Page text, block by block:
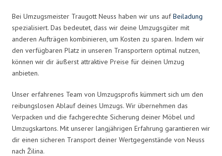
Bei Umzugsmeister Traugott Neuss haben wir uns aufBeiladung
spezialisiert. Das bedeutet, dass wir deine Umzugsgüter mit
anderen Aufträgen kombinieren, um Kosten zu sparen. Indem wir
den verfügbaren Platz in unseren Transportern optimal nutzen,
können wir dir äußerst attraktive Preise für deinen Umzug
anbieten.
Unser erfahrenes Team von Umzugsprofis kümmert sich um den
reibungslosen Ablauf deines Umzugs. Wir übernehmen das
Verpacken und die fachgerechte Sicherung deiner Möbel und
Umzugskartons. Mit unserer langjährigen Erfahrung garantieren wir
dir einen sicheren Transport deiner Wertgegenstände von Neuss
nach Žilina.